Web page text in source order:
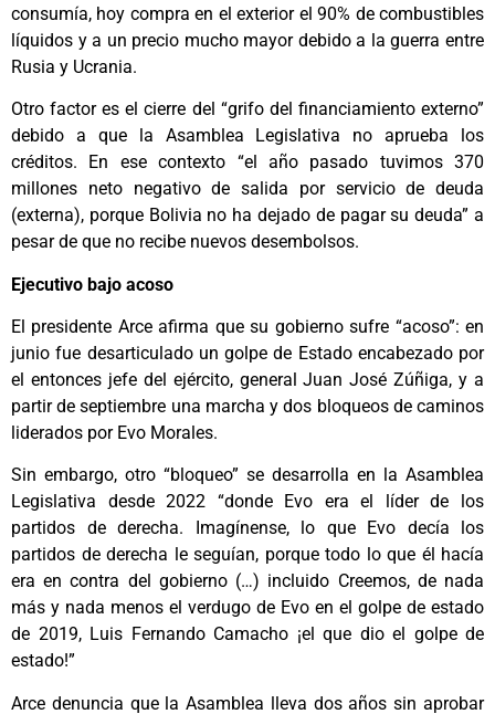
consumía, hoy compra en el exterior el 90% de combustibles
líquidos y a un precio mucho mayor debido a la guerra entre
Rusia y Ucrania.
Otro factor es el cierre del “grifo del financiamiento externo”
debido a que la Asamblea Legislativa no aprueba los
créditos. En ese contexto “el año pasado tuvimos 370
millones neto negativo de salida por servicio de deuda
(externa), porque Bolivia no ha dejado de pagar su deuda” a
pesar de que no recibe nuevos desembolsos.
Ejecutivo bajo acoso
El presidente Arce afirma que su gobierno sufre “acoso”: en
junio fue desarticulado un golpe de Estado encabezado por
el entonces jefe del ejército, general Juan José Zúñiga, y a
partir de septiembre una marcha y dos bloqueos de caminos
liderados por Evo Morales.
Sin embargo, otro “bloqueo” se desarrolla en la Asamblea
Legislativa desde 2022 “donde Evo era el líder de los
partidos de derecha. Imagínense, lo que Evo decía los
partidos de derecha le seguían, porque todo lo que él hacía
era en contra del gobierno (…) incluido Creemos, de nada
más y nada menos el verdugo de Evo en el golpe de estado
de 2019, Luis Fernando Camacho ¡el que dio el golpe de
estado!”
Arce denuncia que la Asamblea lleva dos años sin aprobar